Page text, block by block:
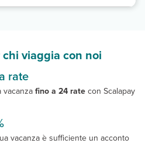
viaggia con noi
rate
vacanzafino a 24 ratecon Scalapay
vacanza è sufficiente un acconto